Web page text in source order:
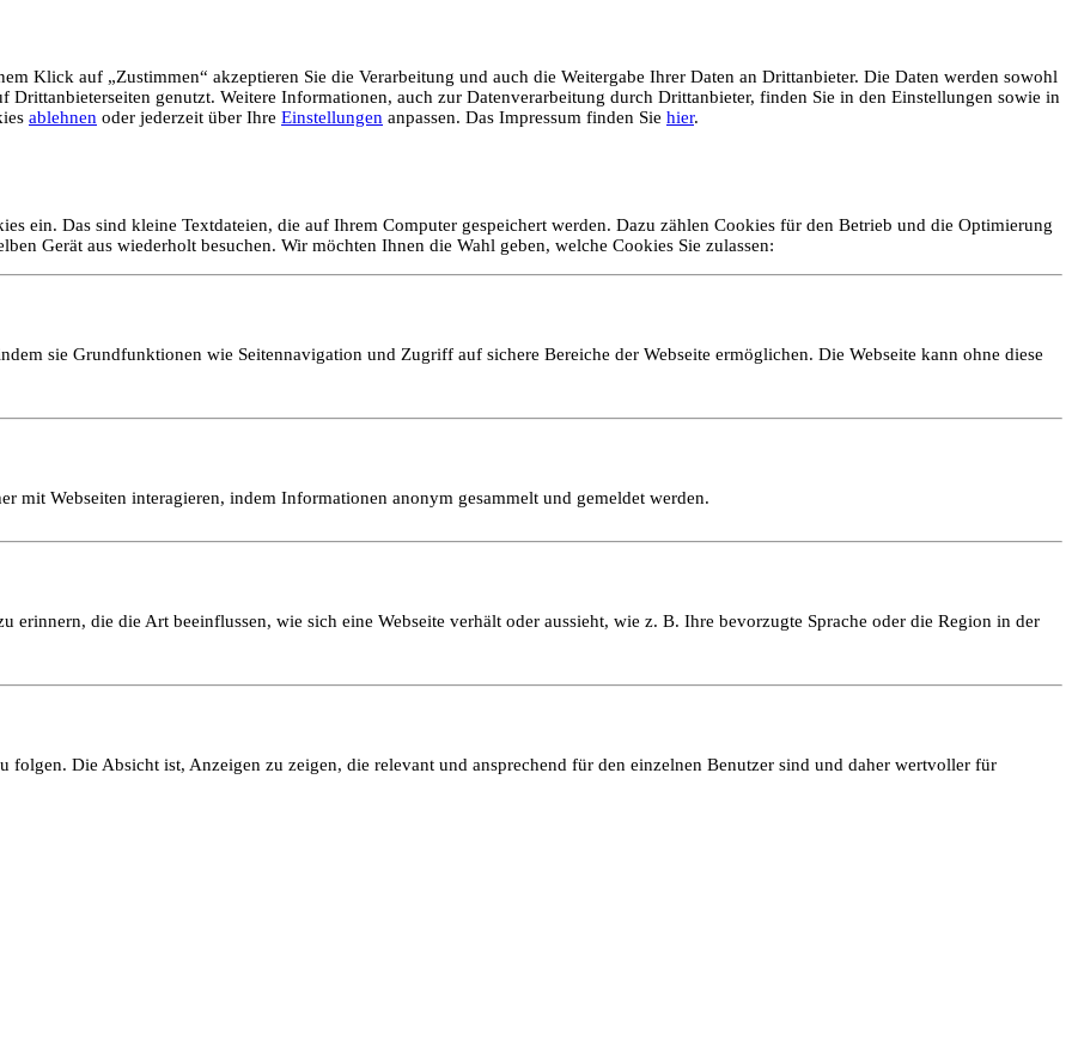
Klick auf „Zustimmen“ akzeptieren Sie die Verarbeitung und auch die Weitergabe Ihrer Daten an Drittanbieter. Die Daten werden sowohl
genutzt. Weitere Informationen, auch zur Datenverarbeitung durch Drittanbieter, finden Sie in den Einstellungen sowie in
ablehnen oder jederzeit über Ihre Einstellungen anpassen. Das Impressum finden Sie hier.
ein. Das sind kleine Textdateien, die auf Ihrem Computer gespeichert werden. Dazu zählen Cookies für den Betrieb und die Optimierung
Gerät aus wiederholt besuchen. Wir möchten Ihnen die Wahl geben, welche Cookies Sie zulassen:
sie Grundfunktionen wie Seitennavigation und Zugriff auf sichere Bereiche der Webseite ermöglichen. Die Webseite kann ohne diese
mit Webseiten interagieren, indem Informationen anonym gesammelt und gemeldet werden.
erinnern, die die Art beeinflussen, wie sich eine Webseite verhält oder aussieht, wie z. B. Ihre bevorzugte Sprache oder die Region in der
folgen. Die Absicht ist, Anzeigen zu zeigen, die relevant und ansprechend für den einzelnen Benutzer sind und daher wertvoller für